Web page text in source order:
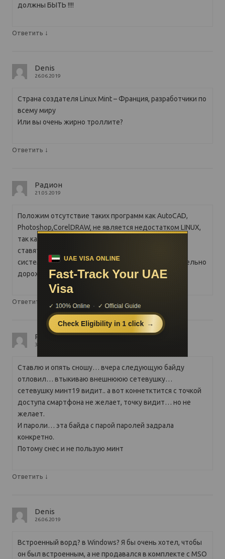
должны БЫТЬ !!!!
Ответить ↓
Denis
26.06.2019
Страна создателя Linux Mint – Франция, разработчики по
всему миру
Или вы очень жирно троллите?
Ответить ↓
Радион
21.05.2019
Положим отсутствие таких программ как AutoCAD,
Photoshop,CorelDRAW, не является недостатком LINUX,
так как профессиональные программы однозначно
ставятся на четко определенную операционную
систему и применительно к виндовс стоят значительно
дороже самой операционной системы.
Ответить
Ринат
31.05.2019
Ставлю и опять сношу… вчера следующую байду
отловил… втыкиваю внешнююю сетевушку…
сетевушку минт19 видит.. а вот коннетктится с точкой
доступа смартфона не желает, точку видит… но не
желает.
И пароли… эта байда с парой паролей задрала
конкретно.
Потому снес и не пользую минт
Ответить ↓
Denis
26.06.2019
Встроенный ворд? в Windows? Я бы очень хотел, чтобы
он был встроенным, а не продавался в комплекте c MSO